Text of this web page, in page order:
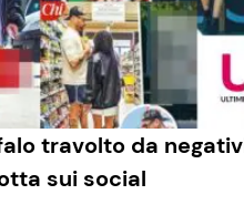
travolto da
sui social